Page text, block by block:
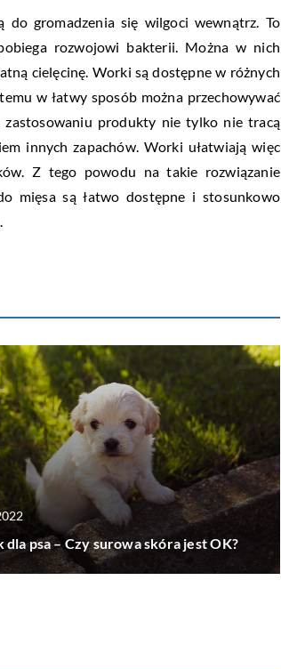
do gromadzenia się wilgoci wewnątrz. To
rozwojowi bakterii. Można w nich
cielęcinę. Worki są dostępne w różnych
w łatwy sposób można przechowywać
produkty nie tylko nie tracą
innych zapachów. Worki ułatwiają więc
Z tego powodu na takie rozwiązanie
mięsa są łatwo dostępne i stosunkowo
dla psa – Czy surowa skóra jest OK?